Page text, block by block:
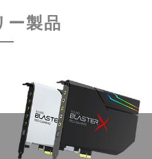
ー製品